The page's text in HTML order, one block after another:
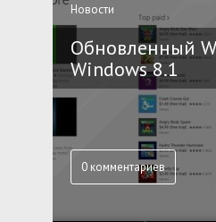
Новости
Обновленный
Windows 8.1
0 комментариев